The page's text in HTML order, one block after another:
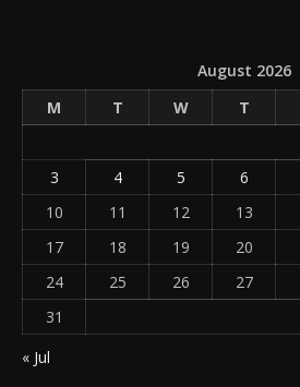
August 2026
M
T W T
3
4 5 6
10
11 12 13
17
18 19 20
24
25 26 27
31
« Jul